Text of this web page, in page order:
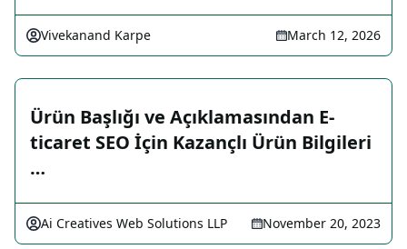
Vivekanand Karpe March 12, 2026
Ürün Başlığı ve Açıklamasından E-
ticaret SEO İçin Kazançlı Ürün Bilgileri
…
Ai Creatives Web Solutions LLP November 20, 2023